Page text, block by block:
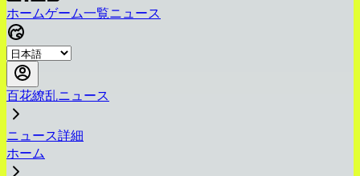
ホームゲーム一覧ニュース
百花繚乱ニュース
ニュース詳細
ホーム